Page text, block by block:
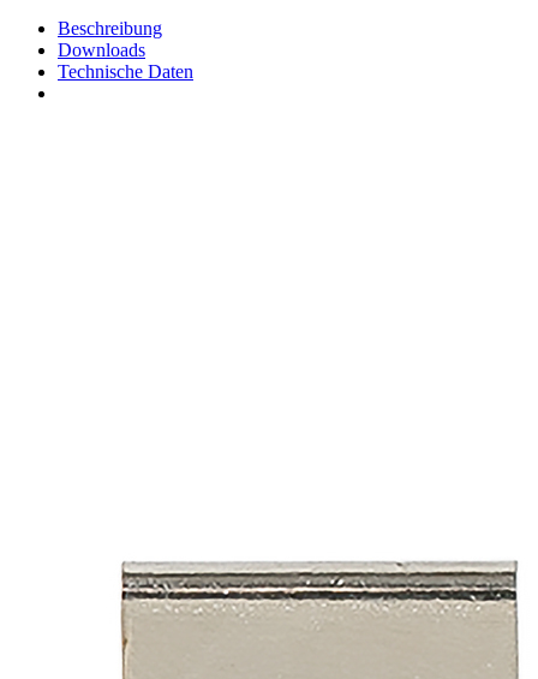
Beschreibung
Downloads
Technische Daten